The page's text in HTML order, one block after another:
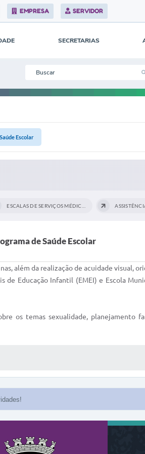
EMPRESA SERVIDOR
SECRETARIAS
Escolar
de Saúde Escolar
além da realização de acuidade visual,
Educação Infantil (EMEI) e Escola
os temas sexualidade, planejamento